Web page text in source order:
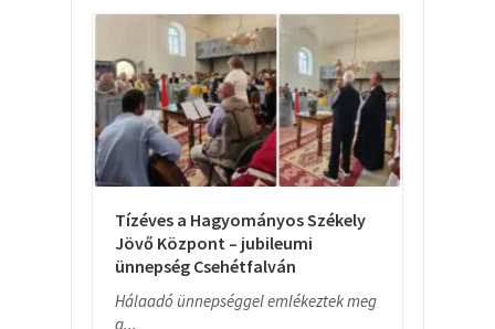
Tízéves a Hagyományos Székely
Jövő Központ – jubileumi
ünnepség Csehétfalván
Hálaadó ünnepséggel emlékeztek meg
a...